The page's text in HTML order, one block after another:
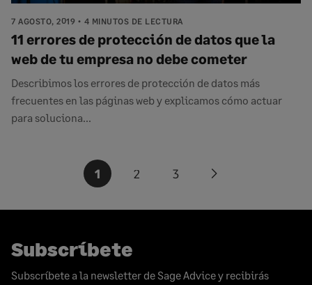
7 AGOSTO, 2019 4 MINUTOS DE LECTURA
11 errores de protección de datos que la
web de tu empresa no debe cometer
Describimos los errores de protección de datos más
frecuentes en las páginas web y explicamos cómo actuar
para soluciona...
Paginación
entradas
1 2 3
Next
Subscríbete
Subscríbete a la newsletter de Sage Advice y recibirás